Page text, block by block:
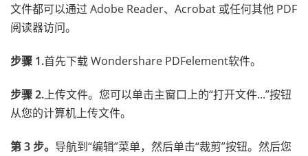
文件都可以通过 Adobe Reader、Acrobat 或任何其他 PDF
阅读器访问。
步骤 1.首先下载 Wondershare PDFelement软件。
步骤 2.上传文件。您可以单击主窗口上的“打开文件...”按钮
从您的计算机上传文件。
第 3 步。 导航到“编辑”菜单，然后单击“裁剪”按钮。然后您